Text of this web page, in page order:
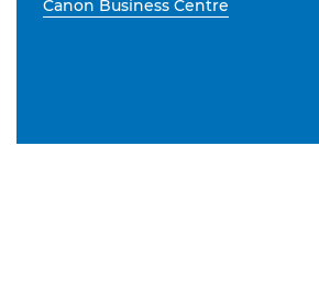
Canon Business Centre